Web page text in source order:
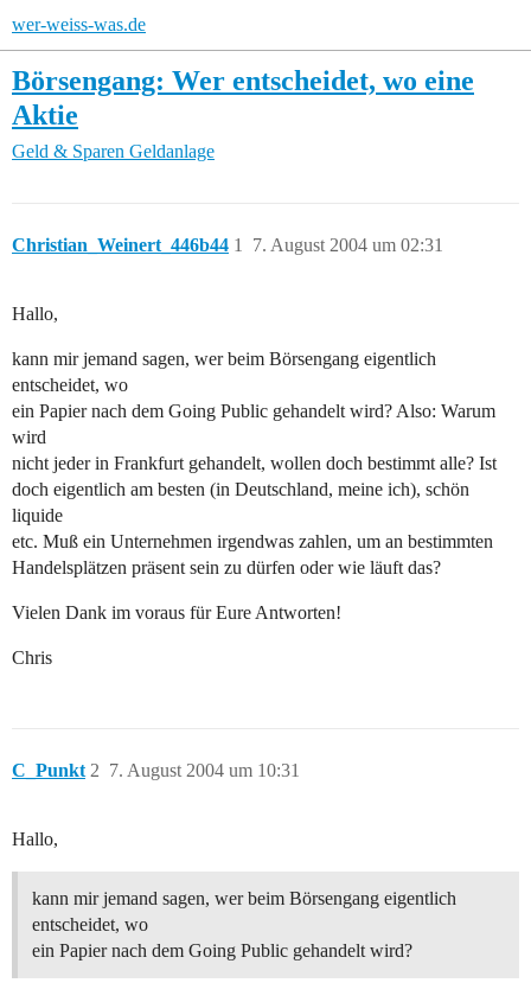
wer-weiss-was.de
Börsengang: Wer entscheidet, wo eine
Aktie
Geld & Sparen Geldanlage
Christian_Weinert_446b44 7. August 2004 um 02:31
1
Hallo,
kann mir jemand sagen, wer beim Börsengang eigentlich
entscheidet, wo
ein Papier nach dem Going Public gehandelt wird? Also: Warum
wird
nicht jeder in Frankfurt gehandelt, wollen doch bestimmt alle? Ist
doch eigentlich am besten (in Deutschland, meine ich), schön
liquide
etc. Muß ein Unternehmen irgendwas zahlen, um an bestimmten
Handelsplätzen präsent sein zu dürfen oder wie läuft das?
Vielen Dank im voraus für Eure Antworten!
Chris
C_Punkt 7. August 2004 um 10:31
2
Hallo,
kann mir jemand sagen, wer beim Börsengang eigentlich
entscheidet, wo
ein Papier nach dem Going Public gehandelt wird?